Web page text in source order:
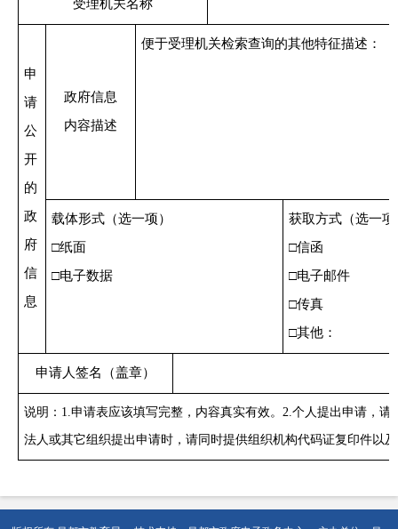
受理机关名称
申
请
公
开
的
政
府
信
息
政府信息
内容描述
便于受理机关检索查询的其他特征描述：
载体形式（选一项）
□纸面
□电子数据
获取方式（选一项
□信函
□电子邮件
□传真
□其他：
申请人签名（盖章）
说明： 1.申请表应该填写完整，内容真实有效。2.个人提出申请，请
法人或其它组织提出申请时，请同时提供组织机构代码证复印件以